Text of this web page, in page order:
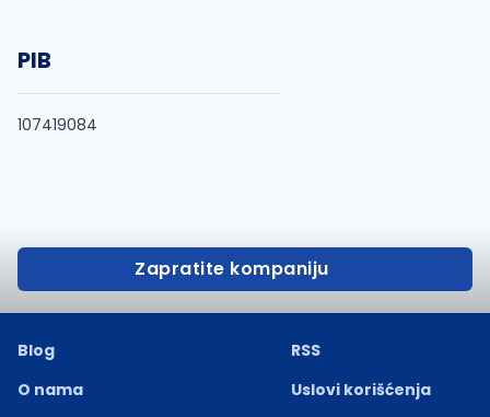
PIB
107419084
Zapratite kompaniju
Blog
O nama
RSS
Uslovi korišćenja